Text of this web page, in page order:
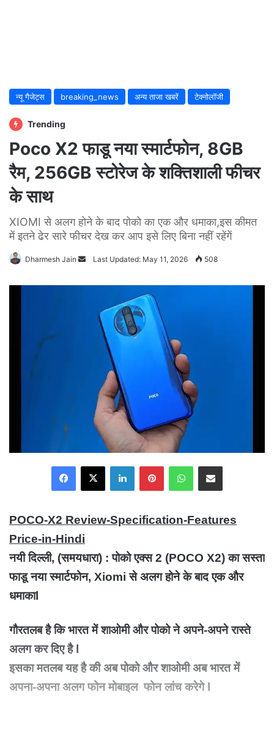
न्यू गैजेट्स breaking_news अन्य ताजा खबरें टेक्नोलॉजी
Trending
Poco X2 फाडू नया स्मार्टफोन, 8GB
रैम, 256GB स्टोरेज के शक्तिशाली फीचर
के साथ
XIOMI से अलग होने के बाद पोको का एक और धमाका,इस कीमत
में इतने ढेर सारे फीचर देख कर आप इसे लिए बिना नहीं रहेंगें
Dharmesh Jain
Send
Last Updated: May 11, 2026 508
POCO-X2 Review-Specification-Features
Price-in-Hindi
नयी दिल्ली, (समयधारा) : पोको एक्स 2 (POCO X2) का सस्ता
फाडू नया स्मार्टफोन, Xiomi से अलग होने के बाद एक और
धमाकाl
गौरतलब है कि भारत में शाओमी और पोको ने अपने-अपने रास्ते
अलग कर दिए है l
इसका मतलब यह है की अब पोको और शाओमी अब भारत में
अपना-अपना अलग फोन मोबाइल फोन लांच करेगे l